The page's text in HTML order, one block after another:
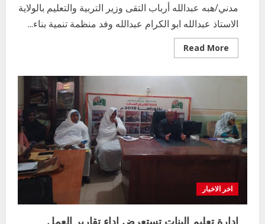
مدني/هبه عبدالله أرباب التقى وزير التربية والتعليم بالولاية
الاستاذ عبدالله ابو الكرام عبدالله وفد منظمة تنمية بناء...
Read More
more
بالولاية
يلتقي
وفد
منظمة
تنمية
بناء
المجتمعات
الريفية
اخر الاخبار
ادارة تعليم البنات تستعرض اداء تقارير العمل